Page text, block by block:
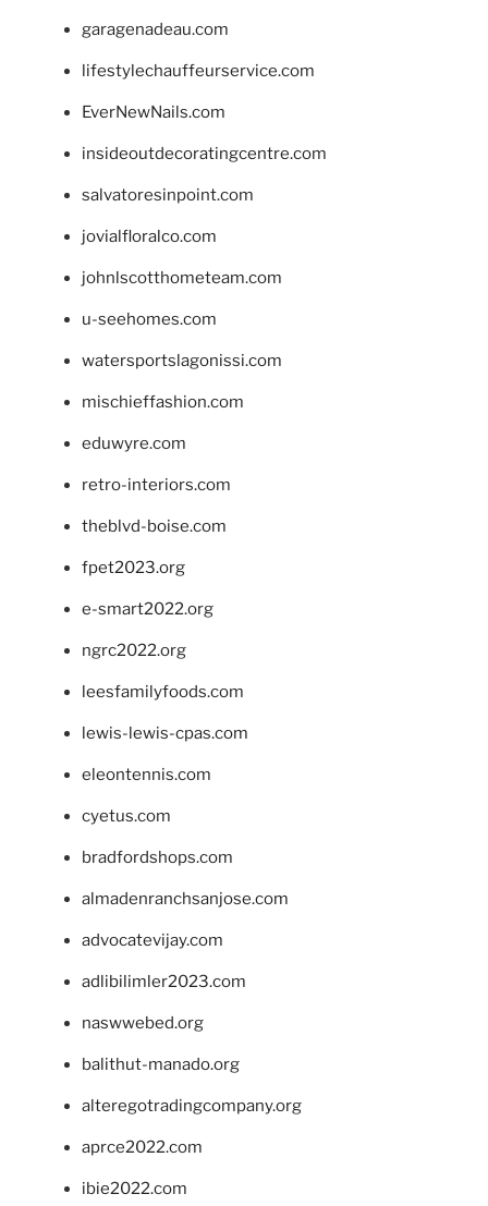
garagenadeau.com
lifestylechauffeurservice.com
EverNewNails.com
insideoutdecoratingcentre.com
salvatoresinpoint.com
jovialfloralco.com
johnlscotthometeam.com
u-seehomes.com
watersportslagonissi.com
mischieffashion.com
eduwyre.com
retro-interiors.com
theblvd-boise.com
fpet2023.org
e-smart2022.org
ngrc2022.org
leesfamilyfoods.com
lewis-lewis-cpas.com
eleontennis.com
cyetus.com
bradfordshops.com
almadenranchsanjose.com
advocatevijay.com
adlibilimler2023.com
naswwebed.org
balithut-manado.org
alteregotradingcompany.org
aprce2022.com
ibie2022.com